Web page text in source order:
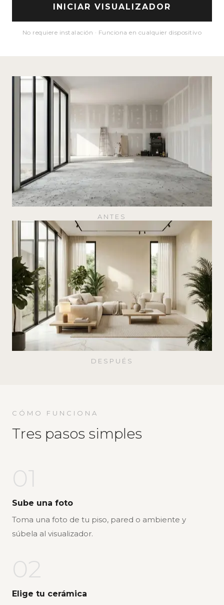
INICIAR VISUALIZADOR
No requiere instalación · Funciona en cualquier dispositivo
ANTES
DESPUÉS
CÓMO FUNCIONA
Tres pasos simples
01
Sube una foto
Toma una foto de tu piso, pared o ambiente y
súbela al visualizador.
02
Elige tu cerámica